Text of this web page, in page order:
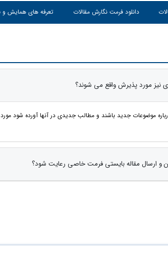
دانلود فرمت نگارش مقالات تعرفه های همایش و
درباره موضوعات جدید باشند و مطالب جدیدی در آنها آورده شود